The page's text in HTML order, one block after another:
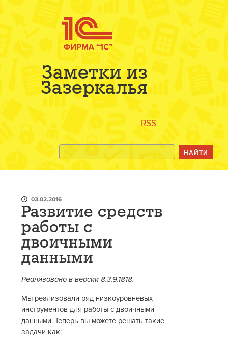
Заметки из
Зазеркалья
RSS
03.02.2016
Развитие средств
работы с
двоичными
данными
Реализовано в версии 8.3.9.1818.
Мы реализовали ряд низкоуровневых
инструментов для работы с двоичными
данными. Теперь вы можете решать такие
задачи как: